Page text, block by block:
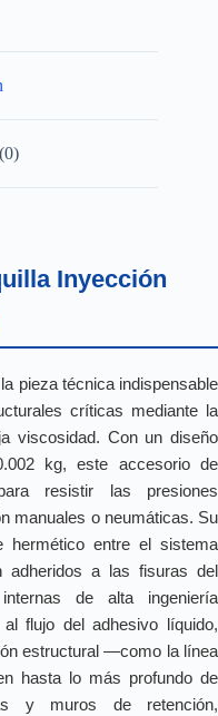
Inyección
pieza técnica indispensable
críticas mediante la
viscosidad. Con un diseño
kg, este accesorio de
resistir las presiones
manuales o neumáticas. Su
hermético entre el sistema
adheridos a las fisuras del
de alta ingeniería
flujo del adhesivo líquido,
estructural —como la línea
hasta lo más profundo de
y muros de retención,